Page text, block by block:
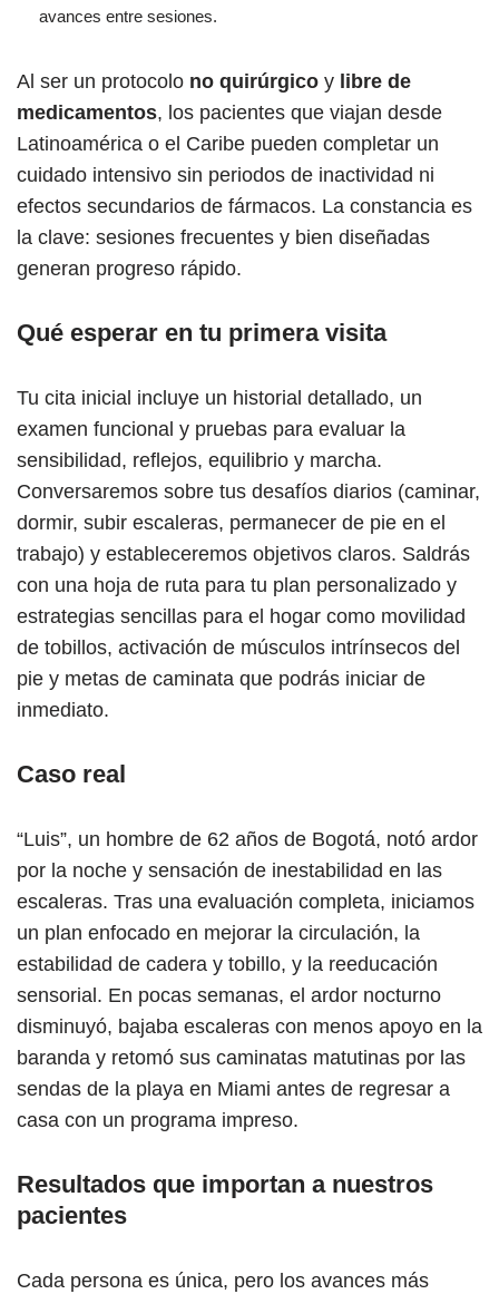
avances entre sesiones.
Al ser un protocolo no quirúrgico y libre de
medicamentos, los pacientes que viajan desde
Latinoamérica o el Caribe pueden completar un
cuidado intensivo sin periodos de inactividad ni
efectos secundarios de fármacos. La constancia es
la clave: sesiones frecuentes y bien diseñadas
generan progreso rápido.
Qué esperar en tu primera visita
Tu cita inicial incluye un historial detallado, un
examen funcional y pruebas para evaluar la
sensibilidad, reflejos, equilibrio y marcha.
Conversaremos sobre tus desafíos diarios (caminar,
dormir, subir escaleras, permanecer de pie en el
trabajo) y estableceremos objetivos claros. Saldrás
con una hoja de ruta para tu plan personalizado y
estrategias sencillas para el hogar como movilidad
de tobillos, activación de músculos intrínsecos del
pie y metas de caminata que podrás iniciar de
inmediato.
Caso real
“Luis”, un hombre de 62 años de Bogotá, notó ardor
por la noche y sensación de inestabilidad en las
escaleras. Tras una evaluación completa, iniciamos
un plan enfocado en mejorar la circulación, la
estabilidad de cadera y tobillo, y la reeducación
sensorial. En pocas semanas, el ardor nocturno
disminuyó, bajaba escaleras con menos apoyo en la
baranda y retomó sus caminatas matutinas por las
sendas de la playa en Miami antes de regresar a
casa con un programa impreso.
Resultados que importan a nuestros
pacientes
Cada persona es única, pero los avances más